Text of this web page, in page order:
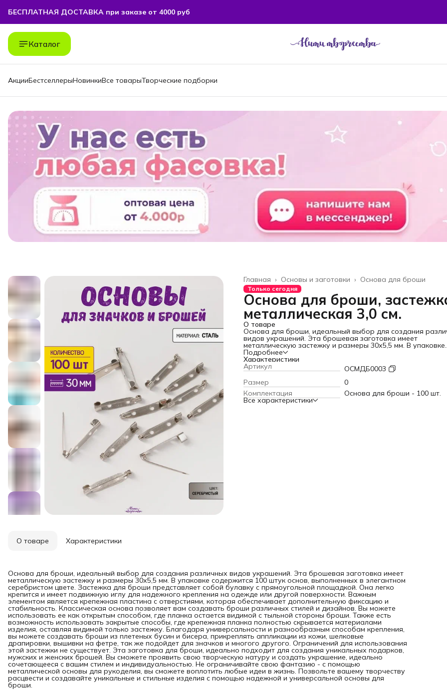
БЕСПЛАТНАЯ ДОСТАВКА при заказе от 4000 руб
БЕСПЛАТНАЯ ДОСТАВКА при заказе от 4000 руб
Каталог
АкцииБестселлерыНовинкиВсе товарыТворческие подборки
Основа для броши
Основы и заготовки ›
Главная ›
Только сегодня
Основа для броши,
металлическая 3,0 см.
О товаре
Основа для броши, идеальный выбор для создания
видов украшений. Эта брошевая заготовка имеет
металлическую застежку и размеры 30х5,5 мм. В упаковке
содержится 100 штук основ, выполненных в элегантном
серебристом цвете. Застежка для броши представляет
булавку с прямоугольной площадкой. Она легко крепится и
имеет подвижную иглу для надежного крепления на
или другой поверхности. Важным элементом является
крепежная пластина с отверстиями, которая обеспечивает
дополнительную фиксацию и стабильность. Классическая
основа позволяет вам создавать броши различных стилей
Подробнее
Характеристики
Артикул
ОСМДБ0003
Размер
0
Комплектация
Основа для броши - 100 шт.
Все характеристики
О товаре Характеристики
Основа для броши, идеальный выбор для создания различных видов украшений. Эта брошевая заготовка имеет
металлическую застежку и размеры 30х5,5 мм. В упаковке содержится 100 штук основ, выполненных в элегантном
серебристом цвете. Застежка для броши представляет собой булавку с прямоугольной площадкой. Она легко
крепится и имеет подвижную иглу для надежного крепления на одежде или другой поверхности. Важным
элементом является крепежная пластина с отверстиями, которая обеспечивает дополнительную фиксацию и
стабильность. Классическая основа позволяет вам создавать броши различных стилей и дизайнов. Вы можете
использовать ее как открытым способом, где планка остается видимой с тыльной стороны броши. Также есть
возможность использовать закрытые способы, где крепежная планка полностью скрывается материалами
изделия, оставляя видимой только застежку. Благодаря универсальности и разнообразным способам крепления,
вы можете создавать броши из плетеных бусин и бисера, прикреплять аппликации из кожи, шелковые
драпировки, вышивки на фетре, так же подойдет для значков и многого другого. Ограничений для использования
этой застежки не существует. Эта заготовка для броши, идеально подходит для создания уникальных подарков,
мужских и женских брошей. Вы сможете проявить свою творческую натуру и создать украшение, идеально
сочетающееся с вашим стилем и индивидуальностью. Не ограничивайте свою фантазию - с помощью
металлической основы для рукоделия, вы сможете воплотить любые идеи в жизнь. Позвольте вашему творчеству
расцвести и создавайте уникальные и стильные изделия с помощью надежной и универсальной основы для
броши.